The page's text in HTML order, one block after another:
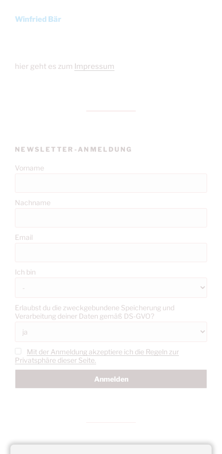
Winfried Bär
hier geht es zum Impressum
NEWSLETTER-ANMELDUNG
Vorname
Nachname
Email
Ich bin
Erlaubst du die zweckgebundene Speicherung und
Verarbeitung deiner Daten gemäß DS-GVO?
Mit der Anmeldung akzeptiere ich die Regeln zur
Privatsphäre dieser Seite.